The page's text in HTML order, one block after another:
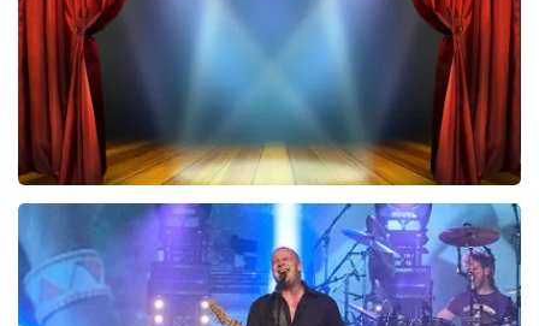
BESTEL NU
40 45 De Musical
290laatste 30 minuten
BESTEL NU